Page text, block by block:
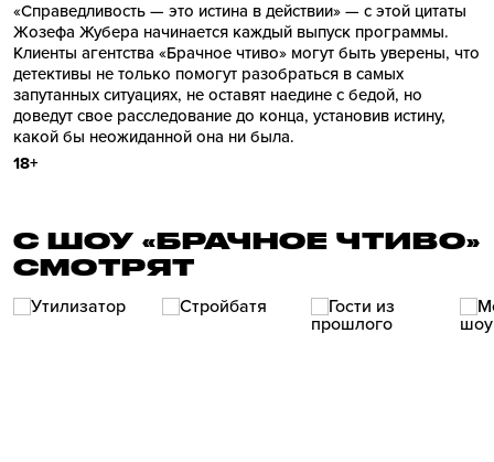
«Справедливость — это истина в действии» — с этой цитаты
Жозефа Жубера начинается каждый выпуск программы.
Клиенты агентства «Брачное чтиво» могут быть уверены, что
детективы не только помогут разобраться в самых
запутанных ситуациях, не оставят наедине с бедой, но
доведут свое расследование до конца, установив истину,
какой бы неожиданной она ни была.
18+
С ШОУ «БРАЧНОЕ ЧТИВО»
СМОТРЯТ